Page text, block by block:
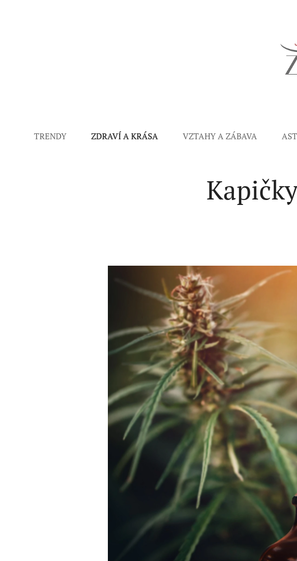
TRENDY ZDRAVÍ A KRÁSA VZTAHY A ZÁBAVA